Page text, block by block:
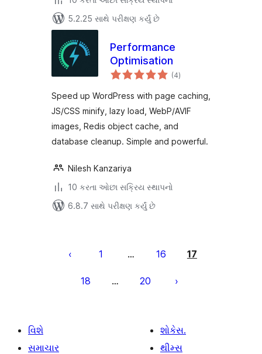
5.2.25 સાથે પરીક્ષણ કર્યું છે
Performance
Optimisation
(4કુલ
રેટિંગ્સ
)
Speed up WordPress with page caching,
JS/CSS minify, lazy load, WebP/AVIF
images, Redis object cache, and
database cleanup. Simple and powerful.
Nilesh Kanzariya
10 કરતા ઓછા સક્રિય સ્થાપનો
6.8.7 સાથે પરીક્ષણ કર્યું છે
પૃષ્ઠ
1 … 16 17
18 … 20
વિશે
સમાચાર
શોકેસ.
થીમ્સ